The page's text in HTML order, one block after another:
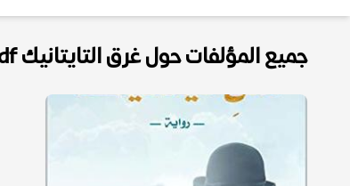
جميع المؤلفات حول غرق التايتانيك pdf